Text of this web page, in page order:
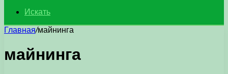
Искать
Главная/майнинга
майнинга